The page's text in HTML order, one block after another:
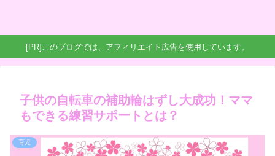
[PR]このブログでは、アフィリエイト広告を使用しています。
子供の自転車の補助輪はずし大成功！ママ
もできる練習サポートとは？
育児